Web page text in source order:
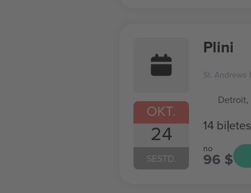
OKT.
24
SESTD.
Plini
St. Andrews
Detroit,
14 biļetes
no
96 $